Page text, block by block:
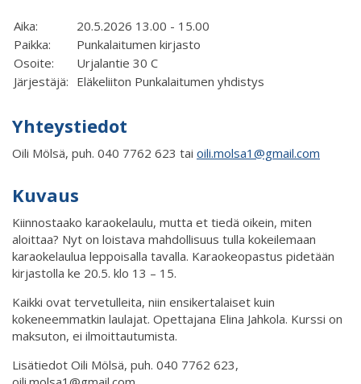
Aika:
20.5.2026 13.00 - 15.00
Paikka:
Punkalaitumen kirjasto
Osoite:
Urjalantie 30 C
Järjestäjä: Eläkeliiton Punkalaitumen yhdistys
Yhteystiedot
Oili Mölsä, puh. 040 7762 623 tai oili.molsa1@gmail.com
Kuvaus
Kiinnostaako karaokelaulu, mutta et tiedä oikein, miten
aloittaa? Nyt on loistava mahdollisuus tulla kokeilemaan
karaokelaulua leppoisalla tavalla. Karaokeopastus pidetään
kirjastolla ke 20.5. klo 13 – 15.
Kaikki ovat tervetulleita, niin ensikertalaiset kuin
kokeneemmatkin laulajat. Opettajana Elina Jahkola. Kurssi on
maksuton, ei ilmoittautumista.
Lisätiedot Oili Mölsä, puh. 040 7762 623,